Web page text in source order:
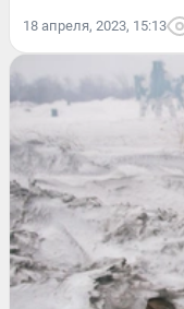
18 апреля, 2023, 15:13